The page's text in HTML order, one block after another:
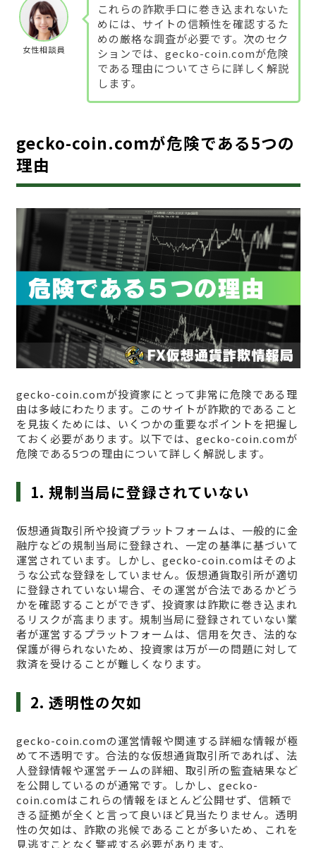
女性相談員
これらの詐欺手口に巻き込まれないた
めには、サイトの信頼性を確認するた
めの厳格な調査が必要です。次のセク
ションでは、gecko-coin.comが危険
である理由についてさらに詳しく解説
します。
gecko-coin.comが危険である5つの
理由
gecko-coin.comが投資家にとって非常に危険である理
由は多岐にわたります。このサイトが詐欺的であること
を見抜くためには、いくつかの重要なポイントを把握し
ておく必要があります。以下では、gecko-coin.comが
危険である5つの理由について詳しく解説します。
1. 規制当局に登録されていない
仮想通貨取引所や投資プラットフォームは、一般的に金
融庁などの規制当局に登録され、一定の基準に基づいて
運営されています。しかし、gecko-coin.comはそのよ
うな公式な登録をしていません。仮想通貨取引所が適切
に登録されていない場合、その運営が合法であるかどう
かを確認することができず、投資家は詐欺に巻き込まれ
るリスクが高まります。規制当局に登録されていない業
者が運営するプラットフォームは、信用を欠き、法的な
保護が得られないため、投資家は万が一の問題に対して
救済を受けることが難しくなります。
2. 透明性の欠如
gecko-coin.comの運営情報や関連する詳細な情報が極
めて不透明です。合法的な仮想通貨取引所であれば、法
人登録情報や運営チームの詳細、取引所の監査結果など
を公開しているのが通常です。しかし、gecko-
coin.comはこれらの情報をほとんど公開せず、信頼で
きる証拠が全くと言って良いほど見当たりません。透明
性の欠如は、詐欺の兆候であることが多いため、これを
見逃すことなく警戒する必要があります。